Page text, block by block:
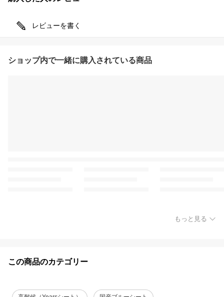
レビューを書く
ショップ内で一緒に購入されている商品
もっと見る
この商品のカテゴリー